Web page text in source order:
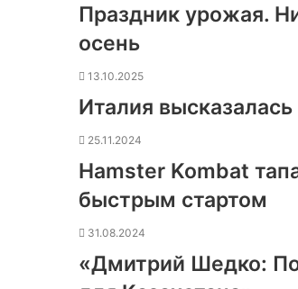
Праздник урожая.
осень
13.10.2025
Италия
25.11.2024
Hamster Kombat
быстрым стартом
31.08.2024
«Дмитрий Шедко: